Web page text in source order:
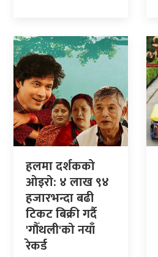
हलमा दर्शकको
ओइरो: ४ लाख ९४
हजारभन्दा बढी
टिकट बिक्री गर्दै
'गौँथली'को नयाँ
रेकर्ड